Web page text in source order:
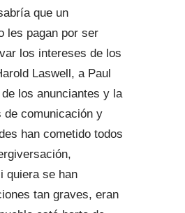
que un
les pagan por ser
los intereses de los
Laswell, a Paul
los anunciantes y la
de comunicación y
han cometido todos
quiera se han
tan graves, eran